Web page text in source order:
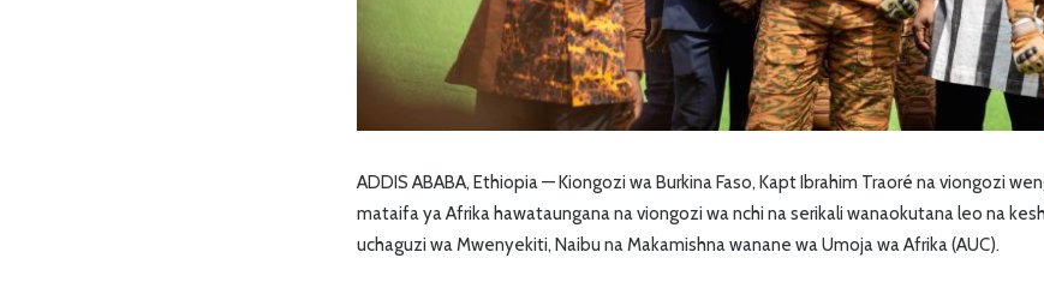
ADDIS ABABA, Ethiopia — Kiongozi wa Burkina Faso, Kapt Ibrahim Traoré na viongozi
mataifa ya Afrika hawataungana na viongozi wa nchi na serikali wanaokutana leo na
uchaguzi wa Mwenyekiti, Naibu na Makamishna wanane wa Umoja wa Afrika (AUC).